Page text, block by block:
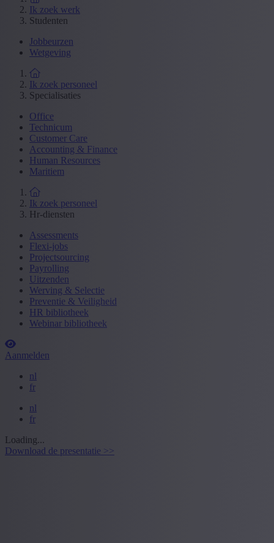
Ik zoek werk
Studenten
Jobbeurzen
Wetgeving
Ik zoek personeel
Specialisaties
Office
Technicum
Customer Care
Accounting & Finance
Human Resources
Maritiem
Ik zoek personeel
Hr-diensten
Assessments
Flexi-jobs
Projectsourcing
Payrolling
Uitzenden
Werving & Selectie
Preventie & Veiligheid
HR bibliotheek
Webinar bibliotheek
Aanmelden
nl
fr
nl
fr
Loading...
Download de presentatie >>